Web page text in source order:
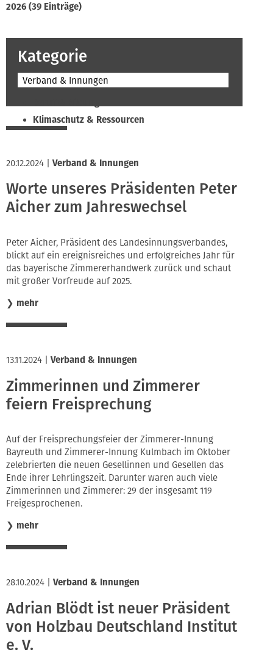
2026 (39 Einträge)
Kategorie
Verband & Innungen
Klimaschutz & Ressourcen
Soziales & Tarifpolitik
Verband & Innungen
Innung
20.12.2024 Verband & Innungen
Worte unseres Präsidenten Peter
Aicher zum Jahreswechsel
Peter Aicher, Präsident des Landesinnungsverbandes,
blickt auf ein ereignisreiches und erfolgreiches Jahr für
das bayerische Zimmererhandwerk zurück und schaut
mit großer Vorfreude auf 2025.
❯ mehr
13.11.2024 Verband & Innungen
Zimmerinnen und Zimmerer
feiern Freisprechung
Auf der Freisprechungsfeier der Zimmerer-Innung
Bayreuth und Zimmerer-Innung Kulmbach im Oktober
zelebrierten die neuen Gesellinnen und Gesellen das
Ende ihrer Lehrlingszeit. Darunter waren auch viele
Zimmerinnen und Zimmerer: 29 der insgesamt 119
Freigesprochenen.
❯ mehr
28.10.2024 Verband & Innungen
Adrian Blödt ist neuer Präsident
von Holzbau Deutschland Institut
e. V.